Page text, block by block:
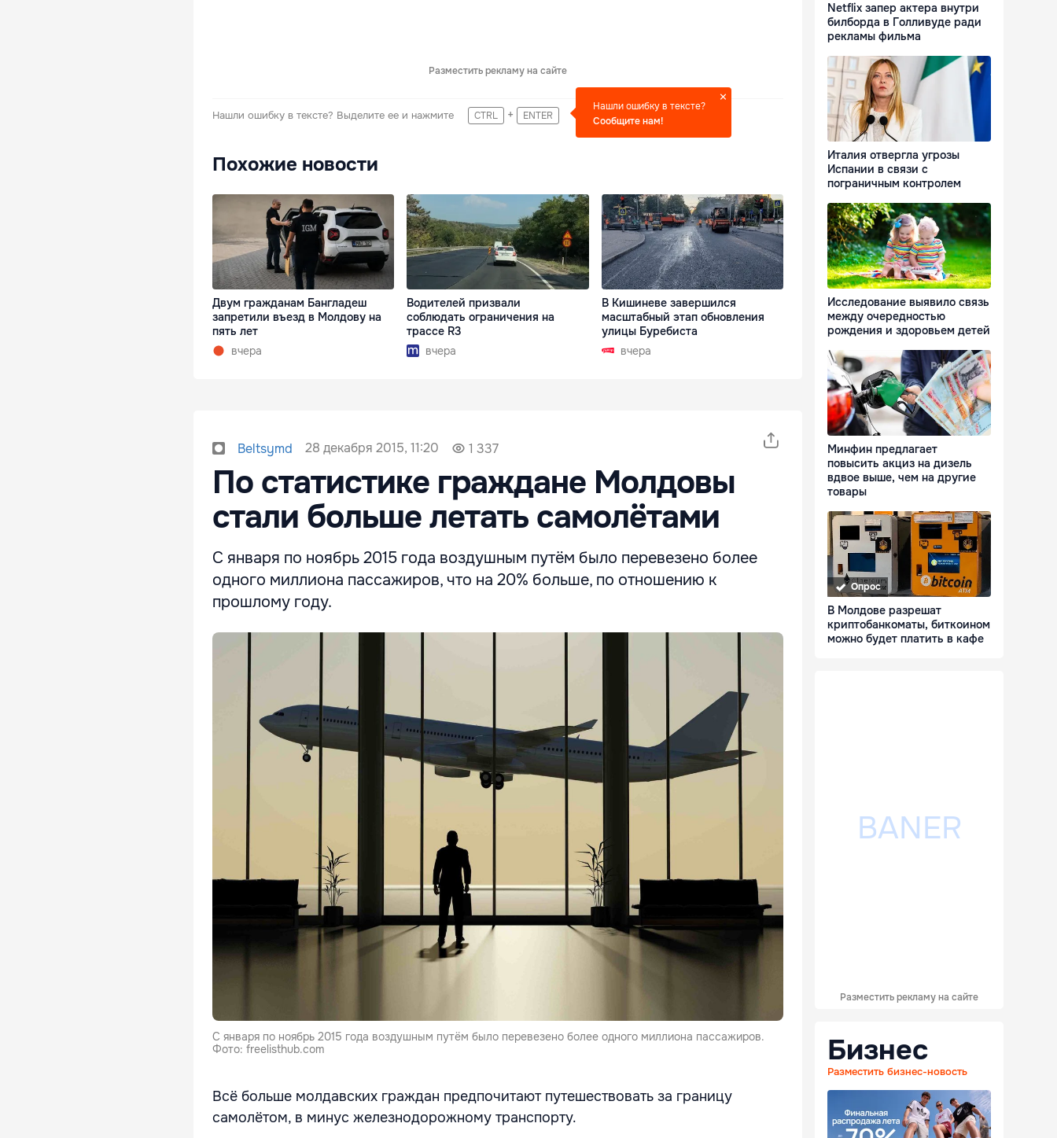
Разместить рекламу на сайте
Нашли ошибку в тексте? Выделите ее и нажмите CTRL + ENTER
Нашли ошибку в тексте?
Сообщите нам!
Похожие новости
Двум гражданам Бангладеш
запретили въезд в Молдову на
пять лет
вчера
Водителей призвали
соблюдать ограничения на
трассе R3
вчера
В Кишиневе завершился
масштабный этап обновления
улицы Буребиста
вчера
Beltsymd 28 декабря 2015, 11:20 1 337
По статистике граждане Молдовы
стали больше летать самолётами
С января по ноябрь 2015 года воздушным путём было перевезено более
одного миллиона пассажиров, что на 20% больше, по отношению к
прошлому году.
С января по ноябрь 2015 года воздушным путём было перевезено более одного миллиона пассажиров.
Фото: freelisthub.com
Всё больше молдавских граждан предпочитают путешествовать за границу
самолётом, в минус железнодорожному транспорту.
Netflix запер актера внутри
билборда в Голливуде ради
рекламы фильма
Италия отвергла угрозы
Испании в связи с
пограничным контролем
Исследование выявило связь
между очередностью
рождения и здоровьем детей
Минфин предлагает
повысить акциз на дизель
вдвое выше, чем на другие
товары
Опрос
В Молдове разрешат
криптобанкоматы, биткоином
можно будет платить в кафе
Разместить рекламу на сайте
Бизнес
Разместить бизнес-новость